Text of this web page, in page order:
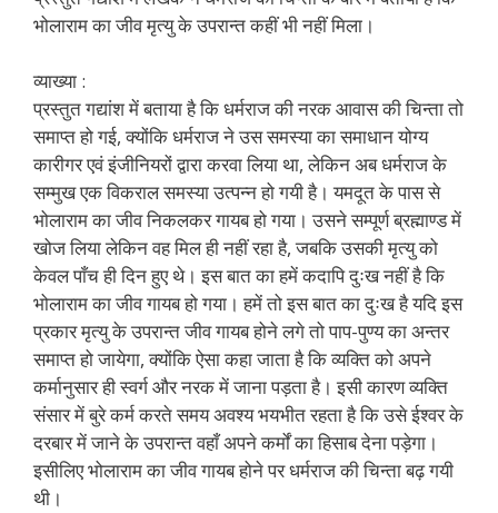
भोलाराम का जीव मृत्यु के उपरान्त कहीं भी नहीं मिला।
व्याख्या :
प्रस्तुत गद्यांश में बताया है कि धर्मराज की नरक आवास की चिन्ता तो
समाप्त हो गई, क्योंकि धर्मराज ने उस समस्या का समाधान योग्य
कारीगर एवं इंजीनियरों द्वारा करवा लिया था, लेकिन अब धर्मराज के
सम्मुख एक विकराल समस्या उत्पन्न हो गयी है। यमदूत के पास से
भोलाराम का जीव निकलकर गायब हो गया। उसने सम्पूर्ण ब्रह्माण्ड में
खोज लिया लेकिन वह मिल ही नहीं रहा है, जबकि उसकी मृत्यु को
केवल पाँच ही दिन हुए थे। इस बात का हमें कदापि दुःख नहीं है कि
भोलाराम का जीव गायब हो गया। हमें तो इस बात का दुःख है यदि इस
प्रकार मृत्यु के उपरान्त जीव गायब होने लगे तो पाप-पुण्य का अन्तर
समाप्त हो जायेगा, क्योंकि ऐसा कहा जाता है कि व्यक्ति को अपने
कर्मानुसार ही स्वर्ग और नरक में जाना पड़ता है। इसी कारण व्यक्ति
संसार में बुरे कर्म करते समय अवश्य भयभीत रहता है कि उसे ईश्वर के
दरबार में जाने के उपरान्त वहाँ अपने कर्मों का हिसाब देना पड़ेगा।
इसीलिए भोलाराम का जीव गायब होने पर धर्मराज की चिन्ता बढ़ गयी
थी।